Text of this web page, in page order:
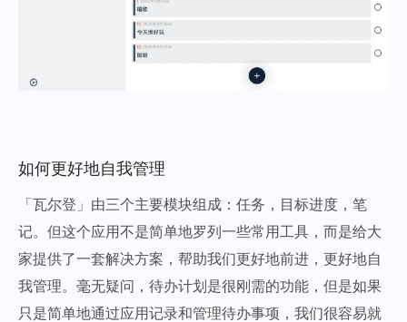
如何更好地自我管理
「瓦尔登」由三个主要模块组成：任务，目标进度，笔
记。但这个应用不是简单地罗列一些常用工具，而是给大
家提供了一套解决方案，帮助我们更好地前进，更好地自
我管理。毫无疑问，待办计划是很刚需的功能，但是如果
只是简单地通过应用记录和管理待办事项，我们很容易就